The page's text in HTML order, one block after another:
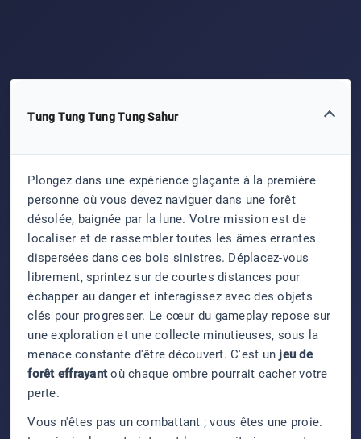
Tung Tung Tung Tung Sahur
Plongez dans une expérience glaçante à la première
personne où vous devez naviguer dans une forêt
désolée, baignée par la lune. Votre mission est de
localiser et de rassembler toutes les âmes errantes
dispersées dans ces bois sinistres. Déplacez-vous
librement, sprintez sur de courtes distances pour
échapper au danger et interagissez avec des objets
clés pour progresser. Le cœur du gameplay repose sur
une exploration et une collecte minutieuses, sous la
menace constante d'être découvert. C'est un jeu de
forêt effrayantoù chaque ombre pourrait cacher votre
perte.
Vous n'êtes pas un combattant ; vous êtes une proie.